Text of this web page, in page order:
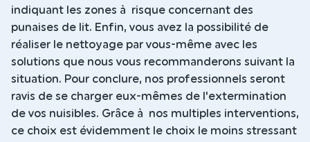
indiquant les zones à risque concernant des
punaises de lit. Enfin, vous avez la possibilité de
réaliser le nettoyage par vous-même avec les
solutions que nous vous recommanderons suivant la
situation. Pour conclure, nos professionnels seront
ravis de se charger eux-mêmes de l'extermination
de vos nuisibles. Grâce à nos multiples interventions,
ce choix est évidemment le choix le moins stressant